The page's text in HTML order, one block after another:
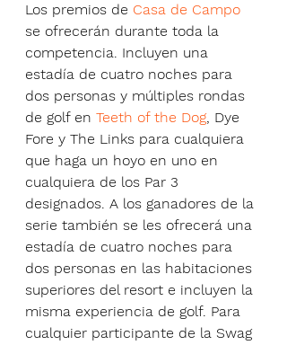
Los premios de Casa de Campo
se ofrecerán durante toda la
competencia. Incluyen una
estadía de cuatro noches para
dos personas y múltiples rondas
de golf en Teeth of the Dog, Dye
Fore y The Links para cualquiera
que haga un hoyo en uno en
cualquiera de los Par 3
designados. A los ganadores de la
serie también se les ofrecerá una
estadía de cuatro noches para
dos personas en las habitaciones
superiores del resort e incluyen la
misma experiencia de golf. Para
cualquier participante de la Swag